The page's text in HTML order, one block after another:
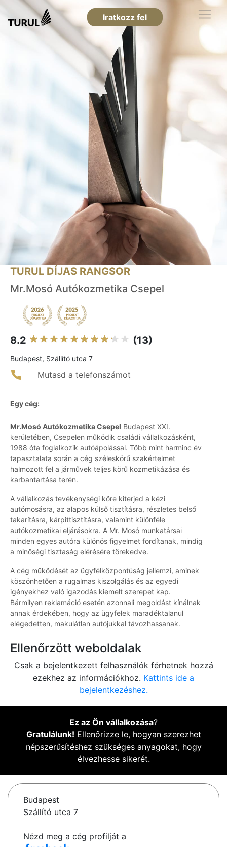
Iratkozz fel
TURUL DÍJAS RANGSOR
Mr.Mosó Autókozmetika Csepel
8.2 (13)
Budapest, Szállító utca 7
Mutasd a telefonszámot
Egy cég:
Mr.Mosó Autókozmetika Csepel Budapest XXI.
kerületében, Csepelen működik családi vállalkozásként,
1988 óta foglalkozik autóápolással. Több mint harminc év
tapasztalata során a cég széleskörű szakértelmet
halmozott fel a járművek teljes körű kozmetikázása és
karbantartása terén.
A vállalkozás tevékenységi köre kiterjed a kézi
autómosásra, az alapos külső tisztításra, részletes belső
takarításra, kárpittisztításra, valamint különféle
autókozmetikai eljárásokra. A Mr. Mosó munkatársai
minden egyes autóra különös figyelmet fordítanak, mindig
a minőségi tisztaság elérésére törekedve.
A cég működését az ügyfélközpontúság jellemzi, aminek
köszönhetően a rugalmas kiszolgálás és az egyedi
igényekhez való igazodás kiemelt szerepet kap.
Bármilyen reklamáció esetén azonnali megoldást kínálnak
annak érdekében, hogy az ügyfelek maradéktalanul
elégedetten, makulátlan autójukkal távozhassanak.
Ellenőrzött weboldalak
Csak a bejelentkezett felhasználók férhetnek hozzá
ezekhez az információkhoz. Kattints ide a
bejelentkezéshez.
Ez az Ön vállalkozása?
Gratulálunk! Ellenőrizze le, hogyan szerezhet
népszerűsítéshez szükséges anyagokat, hogy
élvezhesse sikerét.
Budapest
Szállító utca 7
Nézd meg a cég profilját a